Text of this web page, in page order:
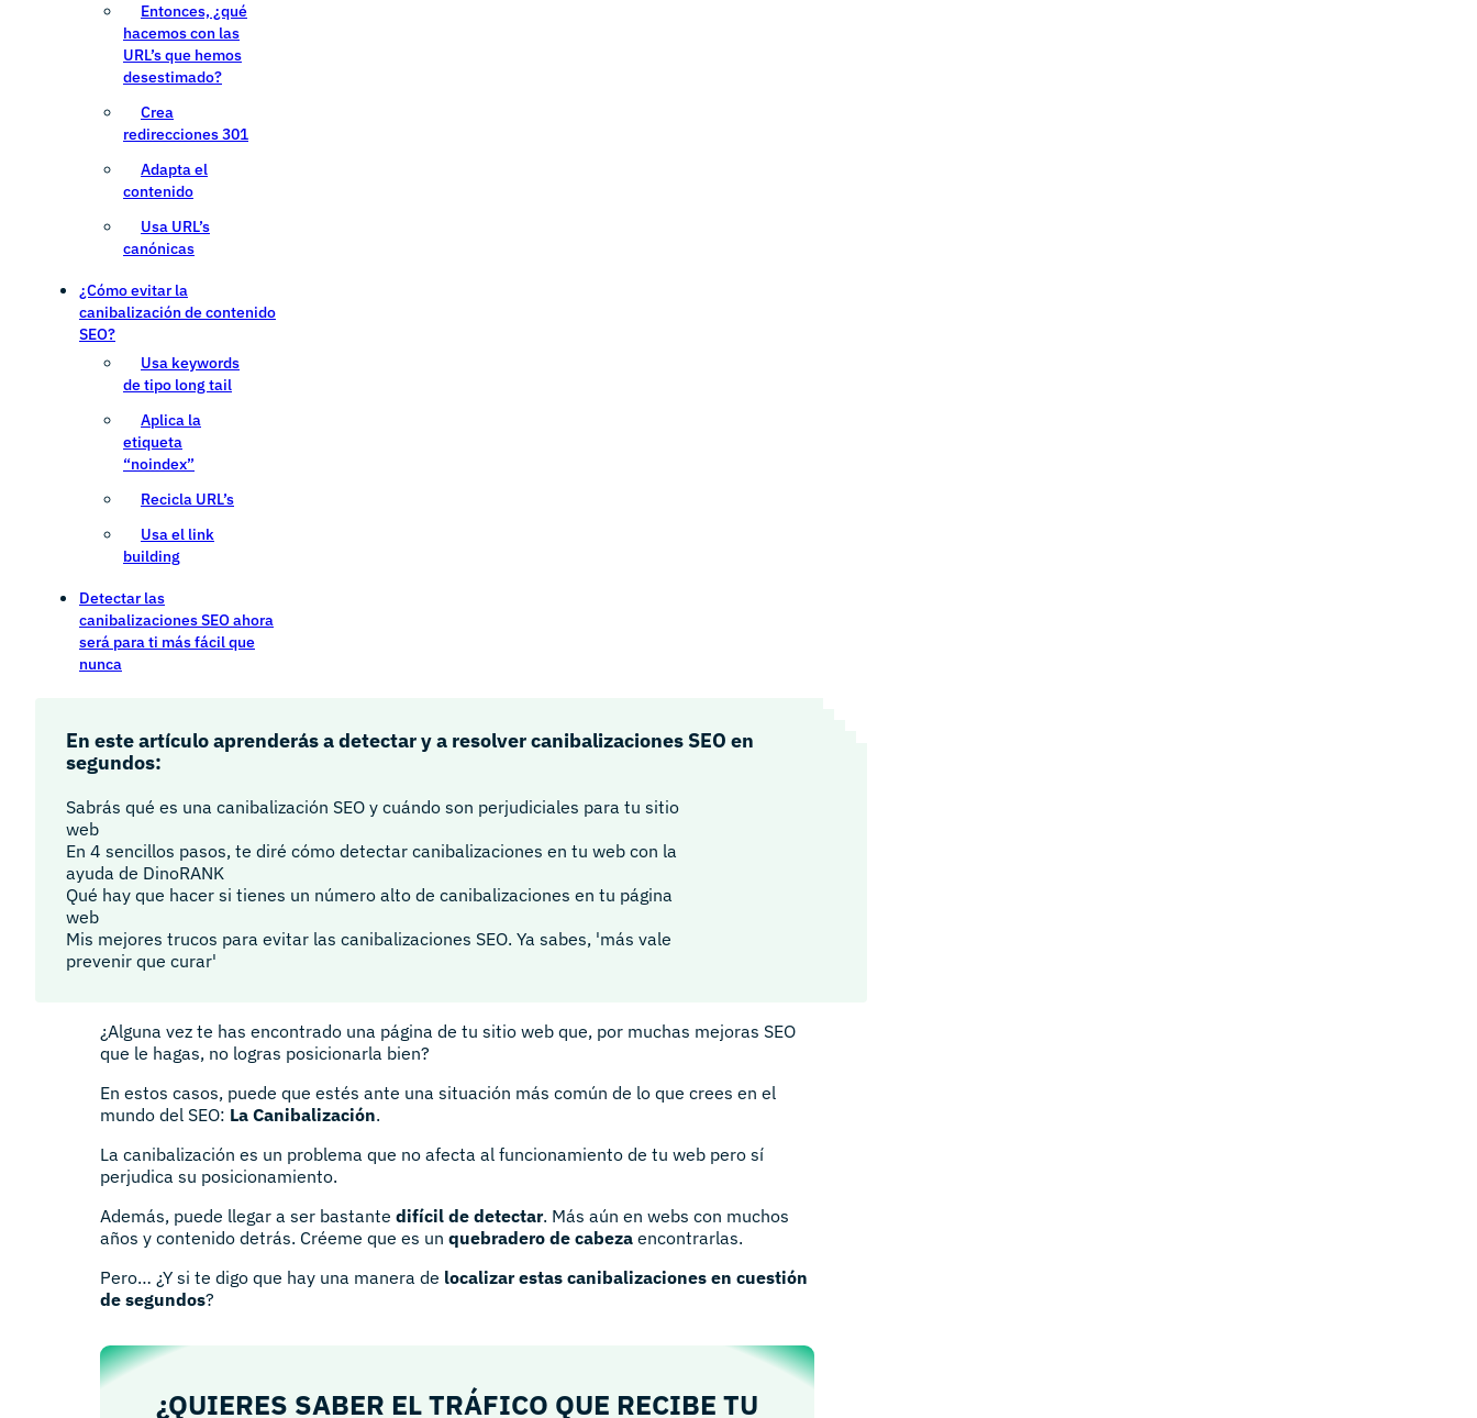
Entonces, ¿qué
hacemos con las
URL’s que hemos
desestimado?
Crea
redirecciones 301
Adapta el
contenido
Usa URL’s
canónicas
¿Cómo evitar la
canibalización de contenido
SEO?
Usa keywords
de tipo long tail
Aplica la
etiqueta
“noindex”
Recicla URL’s
Usa el link
building
Detectar las
canibalizaciones SEO ahora
será para ti más fácil que
nunca
En este artículo aprenderás a detectar y a resolver canibalizaciones SEO en
segundos:
Sabrás qué es una canibalización SEO y cuándo son perjudiciales para tu sitio
web
En 4 sencillos pasos, te diré cómo detectar canibalizaciones en tu web con la
ayuda de DinoRANK
Qué hay que hacer si tienes un número alto de canibalizaciones en tu página
web
Mis mejores trucos para evitar las canibalizaciones SEO. Ya sabes, 'más vale
prevenir que curar'
¿Alguna vez te has encontrado una página de tu sitio web que, por muchas mejoras SEO
que le hagas, no logras posicionarla bien?
En estos casos, puede que estés ante una situación más común de lo que crees en el
mundo del SEO: La Canibalización.
La canibalización es un problema que no afecta al funcionamiento de tu web pero sí
perjudica su posicionamiento.
Además, puede llegar a ser bastante difícil de detectar. Más aún en webs con muchos
años y contenido detrás. Créeme que es un quebradero de cabeza encontrarlas.
Pero… ¿Y si te digo que hay una manera de localizar estas canibalizaciones en cuestión
de segundos?
¿QUIERES SABER EL TRÁFICO QUE RECIBE TU